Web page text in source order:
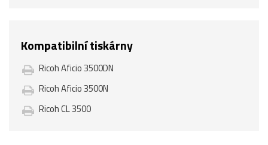
Kompatibilní tiskárny
Ricoh Aficio 3500DN
Ricoh Aficio 3500N
Ricoh CL 3500